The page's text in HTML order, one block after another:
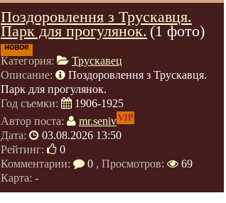
Поздоровлення з Трускавця.
Парк для прогулянок.(1 фото)
новое
Категория:
Трускавец
Описание:
Поздоровлення з Трускавця.
Парк для прогулянок.
Год съемки:
1906-1925
Автор поста:
mr.senivVIP
Дата:
03.08.2026 13:50
Рейтинг:
0
Комментарии:
0 , Просмотров:
69
Карта: -